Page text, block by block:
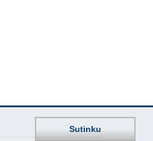
Sutinku